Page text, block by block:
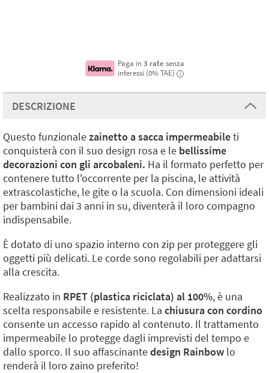
Paga in 3 rate senza
interessi (0% TAE)
i
DESCRIZIONE
Questo funzionalezainetto a sacca impermeabileti
conquisterà con il suo design rosa e le bellissime
decorazioni con gli arcobaleni. Ha il formato perfetto per
contenere tutto l'occorrente per la piscina, le attività
extrascolastiche, le gite o la scuola. Con dimensioni ideali
per bambini dai 3 anni in su, diventerà il loro compagno
indispensabile.
È dotato di uno spazio interno con zip per proteggere gli
oggetti più delicati. Le corde sono regolabili per adattarsi
alla crescita.
Realizzato in RPET (plastica riciclata) al 100%, è una
scelta responsabile e resistente. La chiusura con cordino
consente un accesso rapido al contenuto. Il trattamento
impermeabile lo protegge dagli imprevisti del tempo e
dallo sporco. Il suo affascinantedesign Rainbow lo
renderà il loro zaino preferito!